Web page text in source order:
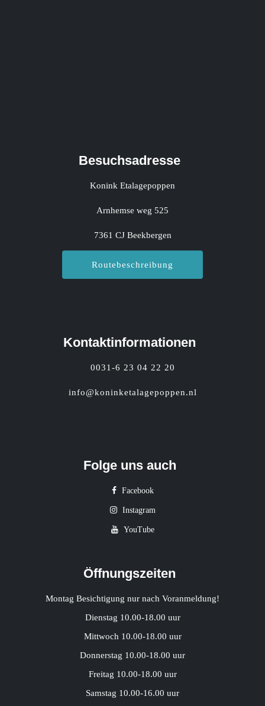
Besuchsadresse
Konink Etalagepoppen
Arnhemse weg 525
7361 CJ Beekbergen
Routebeschreibung
Kontaktinformationen
0031-6 23 04 22 20
info@koninketalagepoppen.nl
Folge uns auch
Facebook
Instagram
YouTube
Öffnungszeiten
Montag Besichtigung nur nach Voranmeldung!
Dienstag 10.00-18.00 uur
Mittwoch 10.00-18.00 uur
Donnerstag 10.00-18.00 uur
Freitag 10.00-18.00 uur
Samstag 10.00-16.00 uur